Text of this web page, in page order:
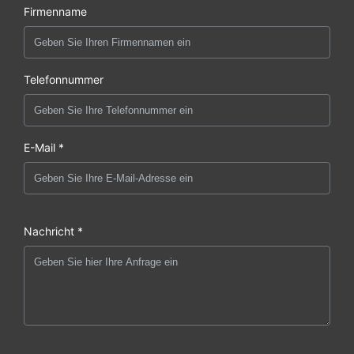
Firmenname
Telefonnummer
E-Mail *
Nachricht *